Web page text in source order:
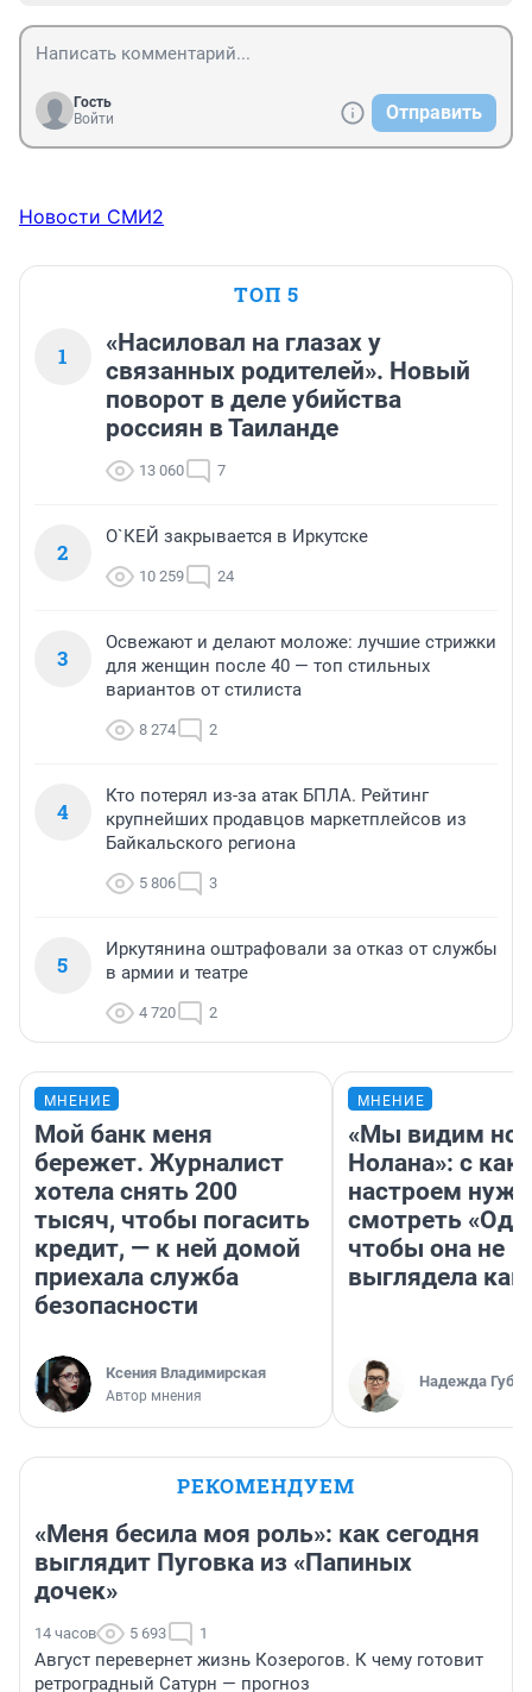
Гость
Войти
Отправить
Новости СМИ2
ТОП 5
1
«Насиловал на глазах у
связанных родителей». Новый
поворот в деле убийства
россиян в Таиланде
13 060 7
2
О`КЕЙ закрывается в Иркутске
10 259 24
3
Освежают и делают моложе: лучшие стрижки
для женщин после 40 — топ стильных
вариантов от стилиста
8 274 2
4
Кто потерял из-за атак БПЛА. Рейтинг
крупнейших продавцов маркетплейсов из
Байкальского региона
5 806 3
5
Иркутянина оштрафовали за отказ от службы
в армии и театре
4 720 2
МНЕНИЕ
Мой банк меня
бережет. Журналист
хотела снять 200
тысяч, чтобы погасить
кредит, — к ней домой
приехала служба
безопасности
Ксения Владимирская
Автор мнения
МНЕНИЕ
«Мы видим
Нолана»: с
настроем
смотреть
чтобы она не
выглядела как
Надежда
РЕКОМЕНДУЕМ
«Меня бесила моя роль»: как сегодня
выглядит Пуговка из «Папиных
дочек»
14 часов 5 693 1
Август перевернет жизнь Козерогов. К чему готовит
ретроградный Сатурн — прогноз